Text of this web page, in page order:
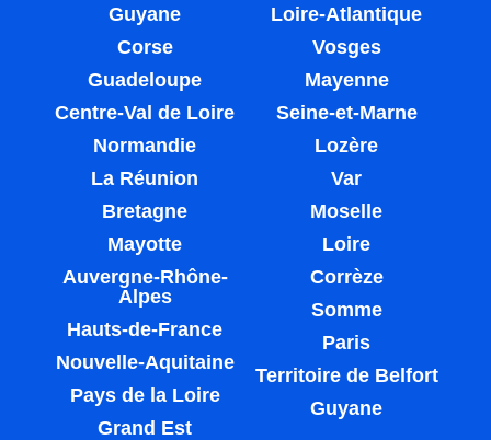
Guyane
Corse
Guadeloupe
Centre-Val de Loire
Normandie
La Réunion
Bretagne
Mayotte
Auvergne-Rhône-
Alpes
Hauts-de-France
Nouvelle-Aquitaine
Pays de la Loire
Grand Est
Loire-Atlantique
Vosges
Mayenne
Seine-et-Marne
Lozère
Var
Moselle
Loire
Corrèze
Somme
Paris
Territoire de Belfort
Guyane